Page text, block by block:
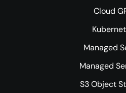
Cloud
Managed
Managed
S3 Object